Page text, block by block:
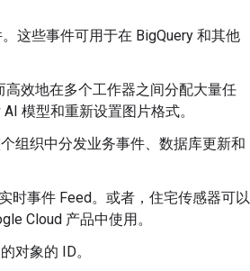
这些事件可用于在 BigQuery 和其他
效地在多个工作器之间分配大量任
模型和重新设置图片格式。
组织中分发业务事件、数据库更新和
时事件 Feed。或者，住宅传感器可以
Cloud 产品中使用。
对象的 ID。